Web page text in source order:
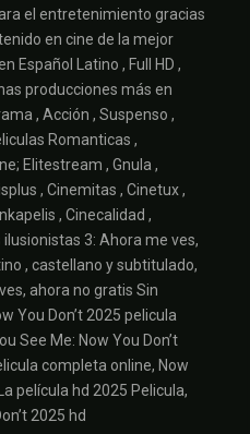
el entretenimiento gracias
en cine de la mejor
Español Latino , Full HD ,
producciones más en
, Acción , Suspenso ,
Romanticas ,
Elitestream , Gnula ,
, Cinemitas , Cinetux ,
, Cinecalidad ,
3: Ahora me ves,
, castellano y subtitulado,
ahora no gratis Sin
You Don’t 2025 pelicula
See Me: Now You Don’t
completa online, Now
película hd 2025 Pelicula,
2025 hd